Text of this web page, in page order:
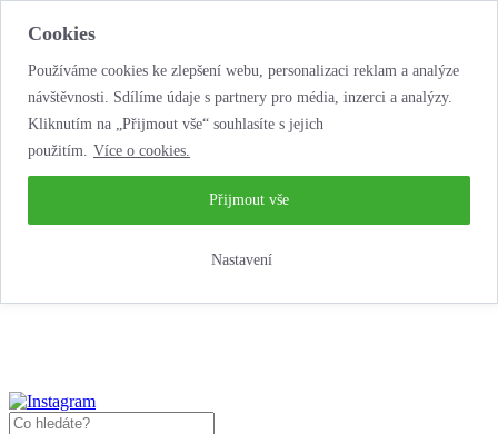
Cookies
Používáme cookies ke zlepšení webu, personalizaci reklam a analýze
návštěvnosti. Sdílíme údaje s partnery pro média, inzerci a analýzy.
Kliknutím na „Přijmout vše“ souhlasíte s jejich
použitím. Více o cookies.
Nastavení
Přijmout vše
...neobyčejná autopůjčovna!